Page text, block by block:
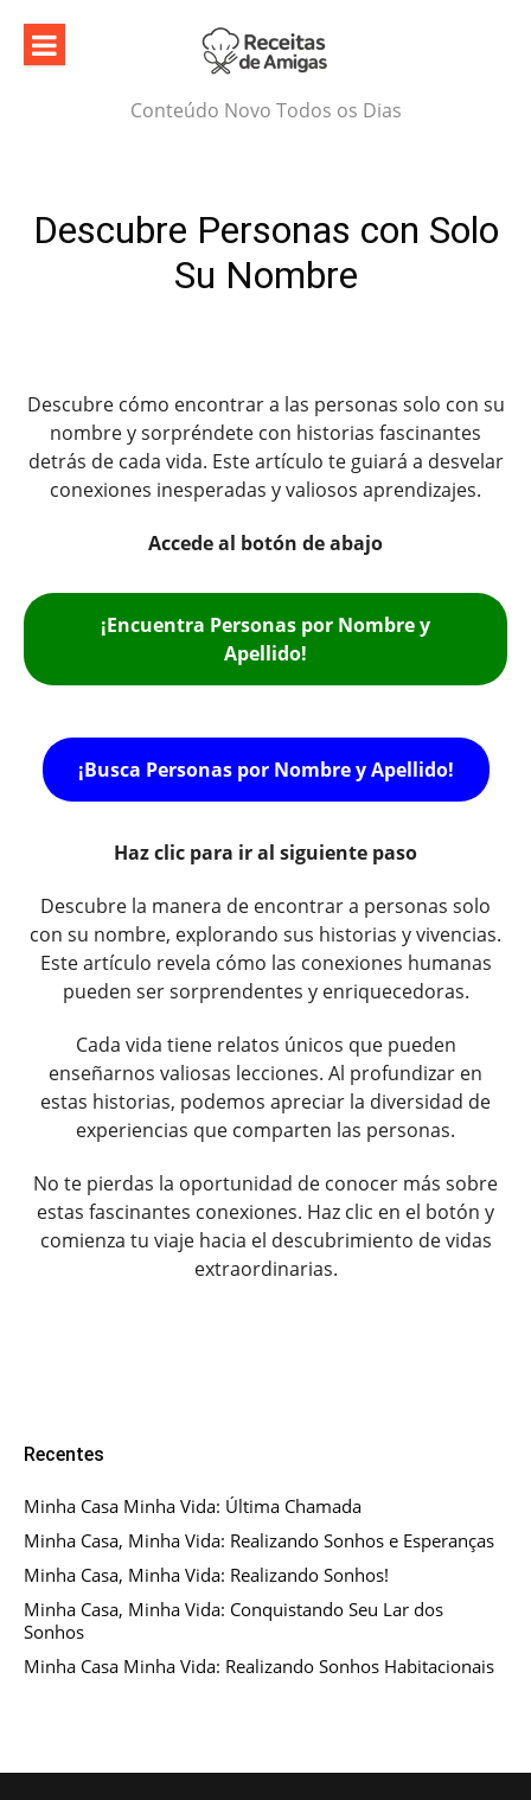
content
Conteúdo Novo Todos os Dias
Descubre Personas con Solo
Su Nombre
Descubre cómo encontrar a las personas solo con su
nombre y sorpréndete con historias fascinantes
detrás de cada vida. Este artículo te guiará a desvelar
conexiones inesperadas y valiosos aprendizajes.
Accede al botón de abajo
¡Encuentra Personas por Nombre y
Apellido!
¡Busca Personas por Nombre y Apellido!
Haz clic para ir al siguiente paso
Descubre la manera de encontrar a personas solo
con su nombre, explorando sus historias y vivencias.
Este artículo revela cómo las conexiones humanas
pueden ser sorprendentes y enriquecedoras.
Cada vida tiene relatos únicos que pueden
enseñarnos valiosas lecciones. Al profundizar en
estas historias, podemos apreciar la diversidad de
experiencias que comparten las personas.
No te pierdas la oportunidad de conocer más sobre
estas fascinantes conexiones. Haz clic en el botón y
comienza tu viaje hacia el descubrimiento de vidas
extraordinarias.
Recentes
Minha Casa Minha Vida: Última Chamada
Minha Casa, Minha Vida: Realizando Sonhos e Esperanças
Minha Casa, Minha Vida: Realizando Sonhos!
Minha Casa, Minha Vida: Conquistando Seu Lar dos
Sonhos
Minha Casa Minha Vida: Realizando Sonhos Habitacionais